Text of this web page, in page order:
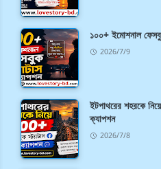
১০০+ ইমোশনাল
2026/7/9
ইটপাথরের শহরকে
ক্যাপশন
2026/7/8